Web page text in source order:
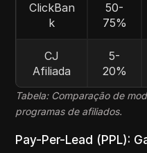
ClickBan
k
50-
75%
CJ
Afiliada
5-
20%
Tabela: Comparação de
programas de afiliados.
Pay-Per-Lead (PPL):